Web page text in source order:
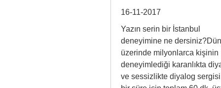
16-11-2017
Yazın serin bir İstanbul
deneyimine ne
üzerinde milyonlarca kişinin
deneyimlediği karanlıkta
ve sessizlikte diyalog sergisi